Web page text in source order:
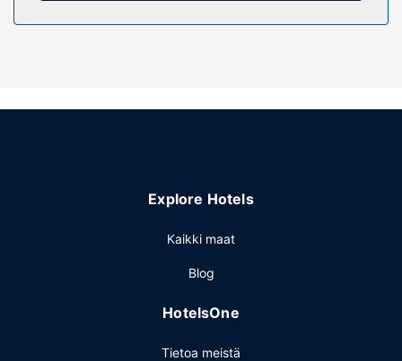
Explore Hotels
Kaikki maat
Blog
HotelsOne
Tietoa meistä